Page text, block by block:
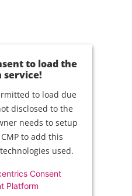
to load the
service!
to load due
disclosed to the
needs to setup
to add this
used.
Consent
Platform